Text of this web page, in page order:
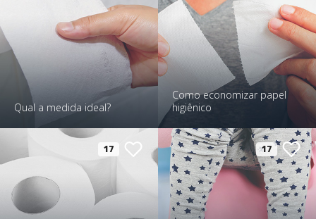
Qual a medida ideal?
Como economizar papel
higiênico
17 17